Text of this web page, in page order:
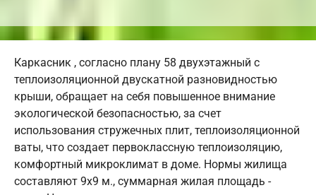
Каркасник , согласно плану 58 двухэтажный с
теплоизоляционной двускатной разновидностью
крыши, обращает на себя повышенное внимание
экологической безопасностью, за счет
использования стружечных плит, теплоизоляционной
ваты, что создает первоклассную теплоизоляцию,
комфортный микроклимат в доме. Нормы жилища
составляют 9х9 м., суммарная жилая площадь -